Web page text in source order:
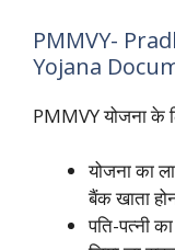
PMMVY-
Yojana
PMMVY योजना के
योजना का
बैंक खाता
पति-पत्नी